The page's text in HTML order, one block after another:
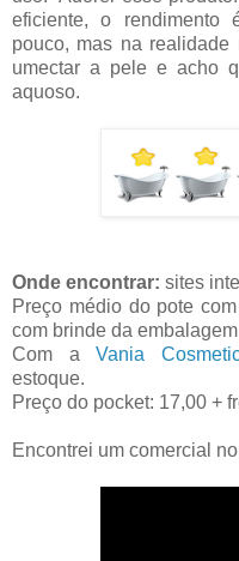
eficiente, o rendimento
pouco, mas na
umectar a pele e acho
aquoso.
Onde encontrar: sites
Preço médio do pote
com brinde da
Com aVania
estoque.
Preço do pocket: 17,00 +
Encontrei um comercial